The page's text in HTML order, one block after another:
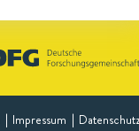
Impressum Datenschutz